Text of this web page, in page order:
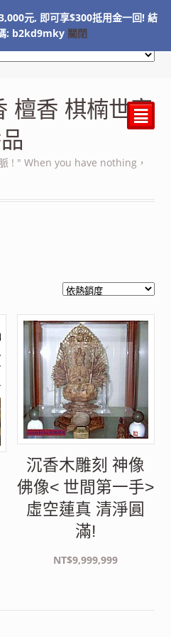
檀香 棋楠世家
! " When you have nothing，
²
沉香木雕刻 神像
佛像< 世間第一手>
虛空蓮真 清淨圓
滿!
NT$9,999,999
元, 即可享$300抵用金一回! 結
: b2kd9mky 關閉